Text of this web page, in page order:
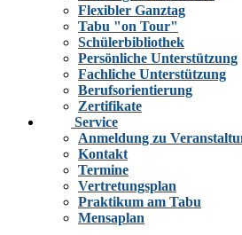
Flexibler Ganztag
Tabu "on Tour"
Schülerbibliothek
Persönliche Unterstützung
Fachliche Unterstützung
Berufsorientierung
Zertifikate
Service
Anmeldung zu
Kontakt
Termine
Vertretungsplan
Praktikum am Tabu
Mensaplan